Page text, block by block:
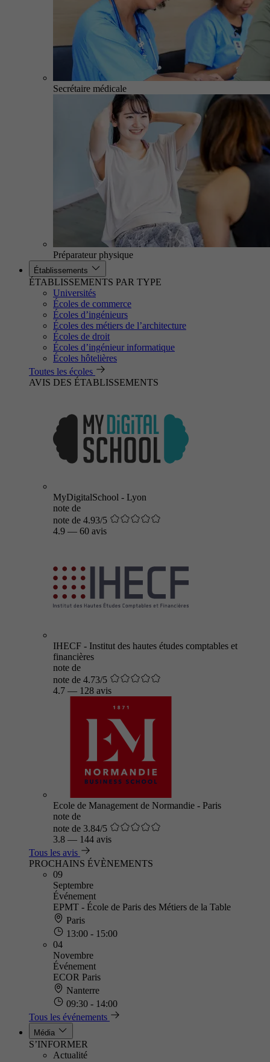
Secrétaire médicale
Préparateur physique
Établissements
ÉTABLISSEMENTS PAR TYPE
Universités
Écoles de commerce
Écoles d’ingénieurs
Écoles des métiers de l’architecture
Écoles de droit
Écoles d’ingénieur informatique
Écoles hôtelières
Toutes les écoles
AVIS DES ÉTABLISSEMENTS
MyDigitalSchool - Lyon
note de
note de 4.93/5
4.9 — 60 avis
IHECF - Institut des hautes études comptables et
financières
note de
note de 4.73/5
4.7 — 128 avis
Ecole de Management de Normandie - Paris
note de
note de 3.84/5
3.8 — 144 avis
Tous les avis
PROCHAINS ÉVÈNEMENTS
09
Septembre
Événement
EPMT - École de Paris des Métiers de la Table
Paris
13:00 - 15:00
04
Novembre
Événement
ECOR Paris
Nanterre
09:30 - 14:00
Tous les événements
Média
S’INFORMER
Actualité